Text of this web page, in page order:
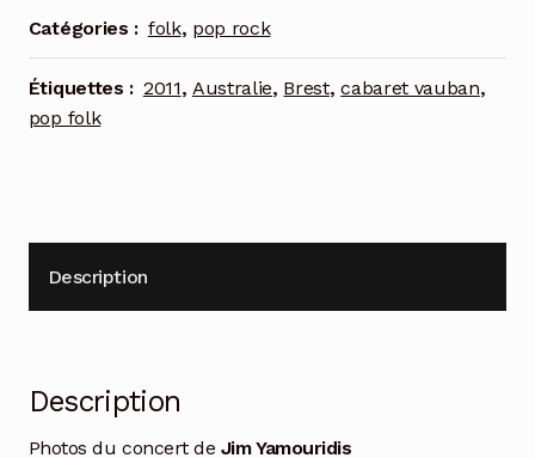
Catégories : folk, pop rock
Étiquettes : 2011, Australie, Brest,cabaret vauban,
pop folk
Description
Description
Photos du concert de Jim Yamouridis